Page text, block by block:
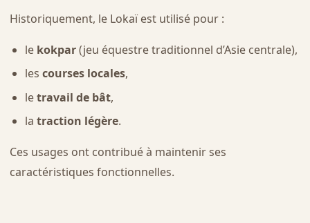
Historiquement, le Lokaï est utilisé pour :
le kokpar(jeu équestre traditionnel d’Asie centrale),
les courses locales,
letravail de bât,
la traction légère.
Ces usages ont contribué à maintenir ses
caractéristiques fonctionnelles.